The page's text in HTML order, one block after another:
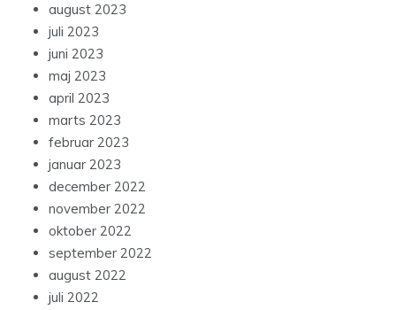
august 2023
juli 2023
juni 2023
maj 2023
april 2023
marts 2023
februar 2023
januar 2023
december 2022
november 2022
oktober 2022
september 2022
august 2022
juli 2022